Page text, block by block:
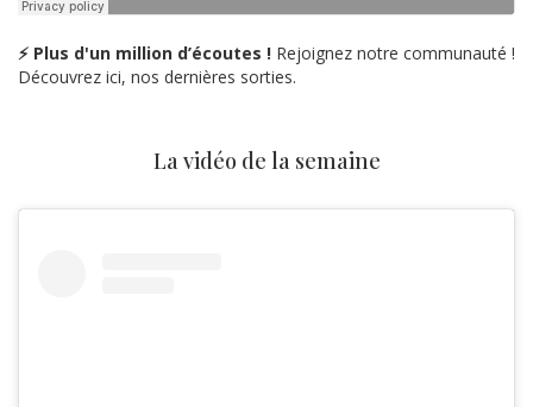
⚡ Plus d'un million d’écoutes ! Rejoignez notre communauté !
Découvrez ici, nos dernières sorties.
La vidéo de la semaine